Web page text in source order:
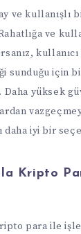
ve kullanışlı
ve
sunduğu için
yüksek
daha iyi bir
Kripto
para ile